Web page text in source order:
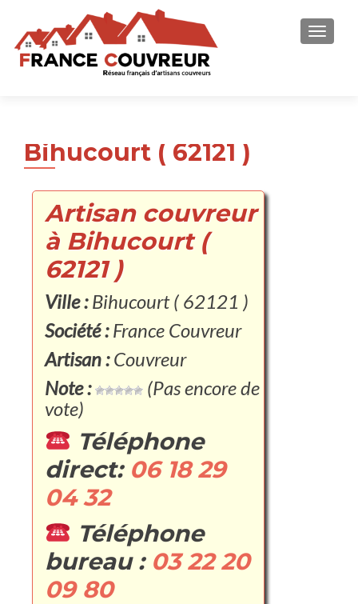
Bihucourt ( 62121 )
Artisan couvreur
à Bihucourt (
62121 )
Ville :Bihucourt ( 62121 )
Société :France Couvreur
Artisan :Couvreur
Note :
(Pas encore de
vote)
Téléphone
direct: 06 18 29
04 32
Téléphone
bureau : 03 22 20
09 80